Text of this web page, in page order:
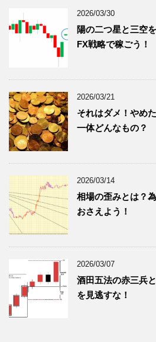
2026/03/30
陽の二つ星と三空
FX戦略で稼ごう！
2026/03/21
それはダメ！やめ
一体どんなもの？
2026/03/14
相場の歪みとは？
おさえよう！
2026/03/07
酒田五法の赤三兵
を見逃すな！